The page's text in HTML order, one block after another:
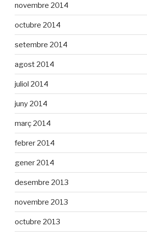
novembre 2014
octubre 2014
setembre 2014
agost 2014
juliol 2014
juny 2014
març 2014
febrer 2014
gener 2014
desembre 2013
novembre 2013
octubre 2013